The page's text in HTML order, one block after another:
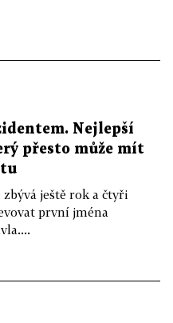
Nejlepší
přesto může mít
ještě rok a čtyři
první jména